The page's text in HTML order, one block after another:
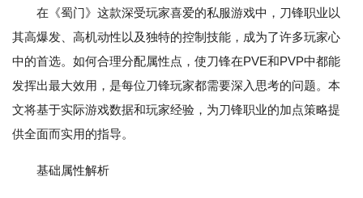
在《蜀门》这款深受玩家喜爱的私服游戏中，刀锋职业以
其高爆发、高机动性以及独特的控制技能，成为了许多玩家心
中的首选。如何合理分配属性点，使刀锋在PVE和PVP中都能
发挥出最大效用，是每位刀锋玩家都需要深入思考的问题。本
文将基于实际游戏数据和玩家经验，为刀锋职业的加点策略提
供全面而实用的指导。
基础属性解析